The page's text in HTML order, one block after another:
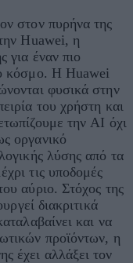
στον πυρήνα της
Huawei, η
για έναν πιο
κόσμο. Η Huawei
φυσικά στην
του χρήστη και
την AI όχι
οργανικό
λύσης από τα
τις υποδομές
αύριο. Στόχος της
διακριτικά
και να
προϊόντων, η
έχει αλλάξει τον